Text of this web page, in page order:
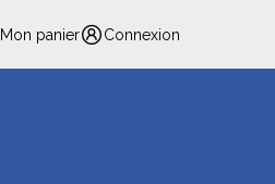
Mon panier Connexion